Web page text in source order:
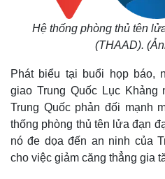
Hệ thống phòng thủ tên
(THAAD).
Phát biểu tại buổi họp báo,
giao Trung Quốc Lục
Trung Quốc phản đối mạnh
thống phòng thủ tên lửa đạn
nó đe dọa đến an ninh của
cho việc giảm căng thẳng gia